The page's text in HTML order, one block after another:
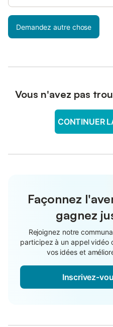
Demandez autre chose
Vous n'avez pas
CONTINUER
Façonnez
gagnez
Rejoignez notre
participez à un appel vidéo
vos idées et
Inscrivez-